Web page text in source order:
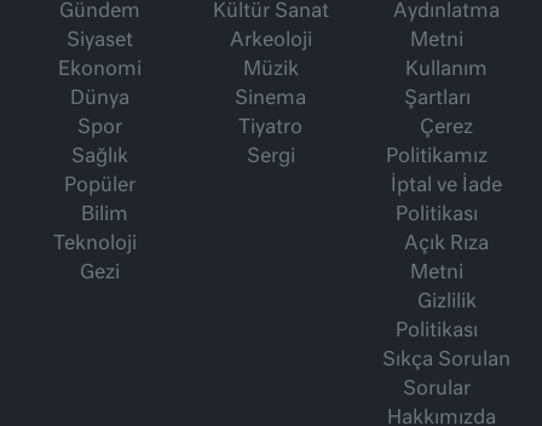
Gündem
Siyaset
Ekonomi
Dünya
Spor
Sağlık
Popüler
Bilim
Teknoloji
Gezi
Kültür Sanat
Arkeoloji
Müzik
Sinema
Tiyatro
Sergi
Aydınlatma
Metni
Kullanım
Şartları
Çerez
Politikamız
İptal ve İade
Politikası
Açık Rıza
Metni
Gizlilik
Politikası
Sıkça Sorulan
Sorular
Hakkımızda